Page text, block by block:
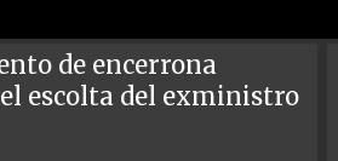
de encerrona
escolta del exministro